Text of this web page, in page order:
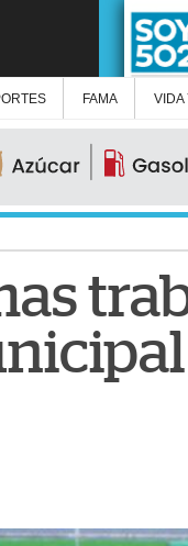
FAMA VIDA